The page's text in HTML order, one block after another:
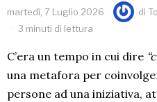
martedì, 7 Luglio 2026 di
3 minuti di lettura
C’era un tempo in cui dire
una metafora per
persone ad una iniziativa,